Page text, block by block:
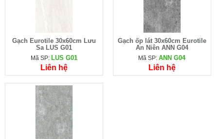
Gạch Eurotile 30x60cm Lưu
Sa LUS G01
Mã SP: LUS G01
Liên hệ
Gạch ốp lát 30x60cm Eurotile
An Niên ANN G04
Mã SP:ANN G04
Liên hệ